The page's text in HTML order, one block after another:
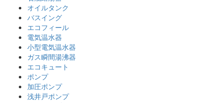
オイルタンク
バスイング
エコフィール
電気温水器
小型電気温水器
ガス瞬間湯沸器
エコキュート
ポンプ
加圧ポンプ
浅井戸ポンプ